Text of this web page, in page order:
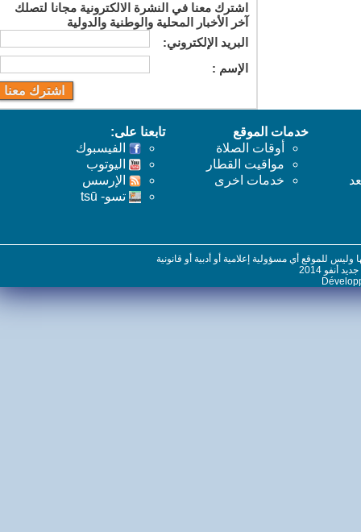
اشترك معنا في النشرة الالكترونية مجانا لتصلك
آخر الأخبار المحلية والوطنية والدولية
البريد اﻹلكتروني:
اﻹسم :
خدمات الموقع
أوقات الصلاة
مواقيت القطار
خدمات اخرى
تابعنا على:
الفيسبوك
اليوتوب
اﻹرسس
تسو- tsū
للموقع أي مسؤولية إعلامية أو أدبية أو قانونية
2014